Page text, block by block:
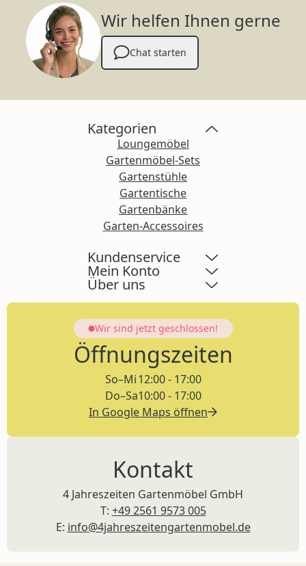
Wir helfen Ihnen gerne
Chat starten
Kategorien
Loungemöbel
Gartenmöbel-Sets
Gartenstühle
Gartentische
Gartenbänke
Garten-Accessoires
Kundenservice
Mein Konto
Über uns
Wir sind jetzt geschlossen!
Öffnungszeiten
So–Mi
Do–Sa
12:00 - 17:00
10:00 - 17:00
In Google Maps öffnen
Kontakt
4 Jahreszeiten Gartenmöbel GmbH
T: +49 2561 9573 005
E: info@4jahreszeitengartenmobel.de